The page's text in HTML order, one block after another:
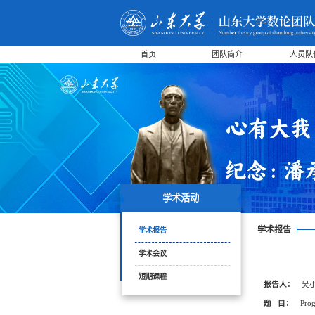
首页 团队简介 人员队
学术活动
学术报告
学术会议
短期课程
学术报告
报告人： 吴
题 目：